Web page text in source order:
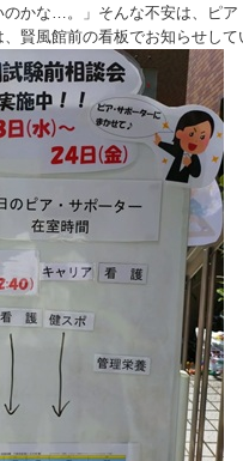
のかな…。」そんな不安は、ピ
賢風館前の看板でお知らせし